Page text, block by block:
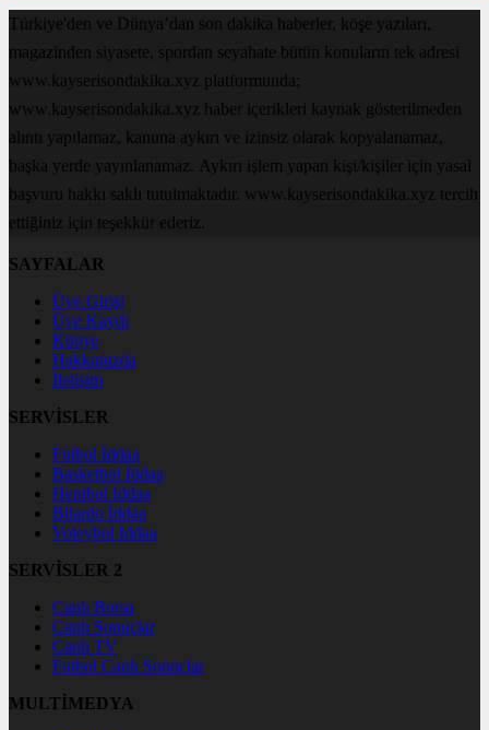
Türkiye'den ve Dünya’dan son dakika haberler, köşe yazıları,
magazinden siyasete, spordan seyahate bütün konuların tek adresi
www.kayserisondakika.xyz platformunda;
www.kayserisondakika.xyz haber içerikleri kaynak gösterilmeden
alıntı yapılamaz, kanuna aykırı ve izinsiz olarak kopyalanamaz,
başka yerde yayınlanamaz. Aykırı işlem yapan kişi/kişiler için yasal
başvuru hakkı saklı tutulmaktadır. www.kayserisondakika.xyz tercih
ettiğiniz için teşekkür ederiz.
SAYFALAR
Üye Girişi
Üye Kaydı
Künye
Hakkımızda
İletişim
SERVİSLER
Futbol İddaa
Basketbol İddaa
Hentbol İddaa
Bilardo İddaa
Voleybol İddaa
SERVİSLER 2
Canlı Borsa
Canlı Sonuçlar
Canlı TV
Futbol Canlı Sonuçlar
MULTİMEDYA